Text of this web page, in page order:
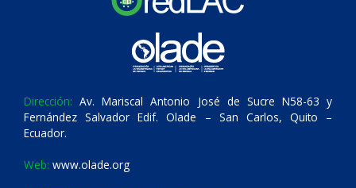
Dirección: Av. Mariscal Antonio José de Sucre N58-63 y
Fernández Salvador Edif. Olade – San Carlos, Quito –
Ecuador.
Web: www.olade.org